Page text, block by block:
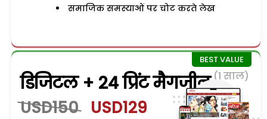
समाजिक समस्याओं पर चोट करते लेख
डिजिटल + 24 प्रिंट मैगजीन (1 साल)
USD150 USD129